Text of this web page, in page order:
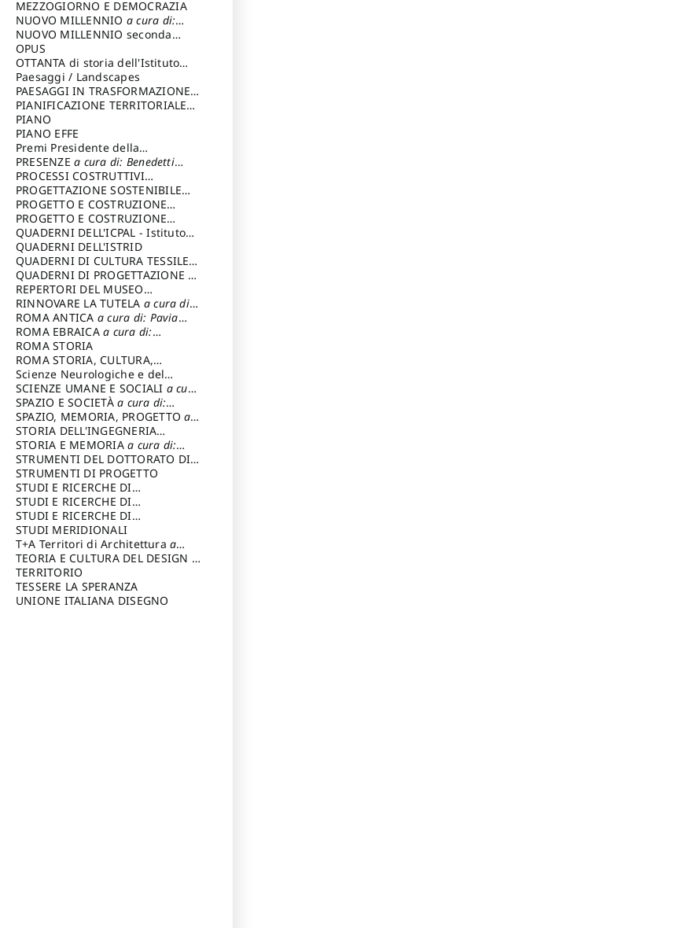
regionali
MEZZOGIORNO E DEMOCRAZIA
NUOVO MILLENNIO a cura di:
Capaldo Pellegrino
NUOVO MILLENNIO seconda
serie
Francesco
OPUS
OTTANTA di storia dell'Istituto
storia dell’Istitutoa cura di:
Cavalieri Patrizia
Paesaggi / Landscapes
PAESAGGI IN TRASFORMAZIONEa
cura di: Corti Enrico A.
PIANIFICAZIONE TERRITORIALE
URBANISTICA ED AMBIENTALE
cura di: Costa Enrico
PIANO
PIANO EFFE
Premi Presidente della
Repubblica
PRESENZEa cura di: Benedetti
Sandro
PROCESSI COSTRUTTIVI
DELL'ARCHITETTURAa cura di:
Ippoliti Alessandro
PROGETTAZIONE SOSTENIBILE
PARTECIPATA
PROGETTO E COSTRUZIONE
DELL’ARCHITETTURA
PROGETTO E COSTRUZIONE
SOSTENIBILE
QUADERNI DELL'ICPAL - Istituto
centrale per il restauro e la
conservazione del patrimonio
archivistico e librario
QUADERNI DELL'ISTRID
QUADERNI DI CULTURA TESSILEa
cura di: Crispolti Livia
QUADERNI DI PROGETTAZIONE a
cura di: Giura Longo Tommaso
REPERTORI DEL MUSEO
CENTRALE DEL RISORGIMENTOa
cura di: Pizzo Marco
RINNOVARE LA TUTELA a cura di:
Cicalò Enrico
ROMA ANTICA a cura di: Pavia
Carlo
ROMA EBRAICAa cura di:
Procaccia Claudio
ROMA STORIA
ROMA STORIA, CULTURA,
IMMAGINEa cura di: Fagiolo
Marcello
Scienze Neurologiche e del
Comportamento
SCIENZE UMANE E SOCIALI a cura
di: Iannizzi Salvatore
SPAZIO E SOCIETÀa cura di:
Cassetti Roberto
SPAZIO, MEMORIA, PROGETTOa
cura di: Rossi Massimo
STORIA DELL'INGEGNERIA
STRUTTURALE IN ITALIAa cura di:
Poretti Sergio
STORIA E MEMORIAa cura di:
Rossi Lauro
STRUMENTI DEL DOTTORATO DI
RICERCA IN RILIEVO E
RAPPRESENTAZIONE
DELL’ARCHITETTURA E
DELL’AMBIENTEa cura di: Migliari
Riccardo
STRUMENTI DI PROGETTO
STUDI E RICERCHE DI
ARCHEOLOGIA IN SICILIA
di: Pelagatti Paola
STUDI E RICERCHE DI
ARCHITETTURA del Dipartimento
di Architettura Università degli
Studi G. d' Annunzio
STUDI E RICERCHE DI
ARCHITETTURA del Dipartimento
di Architettura Università degli
Studi G. d' Annunzio, Chieti-
Pescaraa cura di: Fusero Paolo
STUDI MERIDIONALI
T+A Territori di Architetturaa
cura di: Ramazzotti Luigi
TEORIA E CULTURA DEL DESIGN a
cura di: Furlanis Giuseppe
TERRITORIO
TESSERE LA SPERANZA
UNIONE ITALIANA DISEGNO